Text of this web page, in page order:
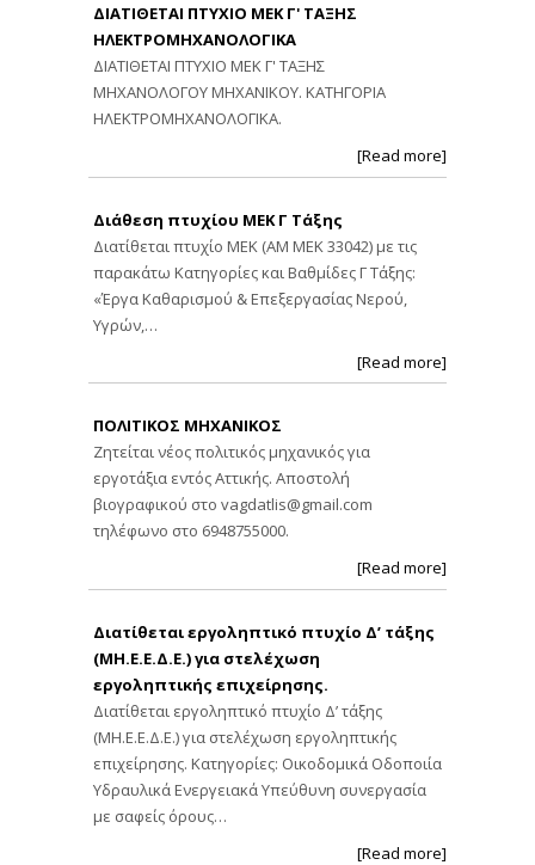
ΔΙΑΤΙΘΕΤΑΙ ΠΤΥΧΙΟ ΜΕΚ Γ' ΤΑΞΗΣ
ΗΛΕΚΤΡΟΜΗΧΑΝΟΛΟΓΙΚΑ
ΔΙΑΤΙΘΕΤΑΙ ΠΤΥΧΙΟ ΜΕΚ Γ' ΤΑΞΗΣ
ΜΗΧΑΝΟΛΟΓΟΥ ΜΗΧΑΝΙΚΟΥ. ΚΑΤΗΓΟΡΙΑ
ΗΛΕΚΤΡΟΜΗΧΑΝΟΛΟΓΙΚΑ.
[Read more]
Διάθεση πτυχίου ΜΕΚ Γ Τάξης
Διατίθεται πτυχίο ΜΕΚ (ΑΜ ΜΕΚ 33042) με τις
παρακάτω Κατηγορίες και Βαθμίδες Γ Τάξης:
«Έργα Καθαρισμού & Επεξεργασίας Νερού,
Υγρών,…
[Read more]
ΠΟΛΙΤΙΚΟΣ ΜΗΧΑΝΙΚΟΣ
Ζητείται νέος πολιτικός μηχανικός για
εργοτάξια εντός Αττικής. Αποστολή
βιογραφικού στο vagdatlis@gmail.com
τηλέφωνο στο 6948755000.
[Read more]
Διατίθεται εργοληπτικό πτυχίο Δ’ τάξης
(ΜΗ.Ε.Ε.Δ.Ε.) για στελέχωση
εργοληπτικής επιχείρησης.
Διατίθεται εργοληπτικό πτυχίο Δ’ τάξης
(ΜΗ.Ε.Ε.Δ.Ε.) για στελέχωση εργοληπτικής
επιχείρησης. Κατηγορίες: Οικοδομικά Οδοποιία
Υδραυλικά Ενεργειακά Υπεύθυνη συνεργασία
με σαφείς όρους…
[Read more]